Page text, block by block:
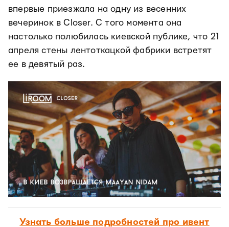
впервые приезжала на одну из весенних
вечеринок в Closer. С того момента она
настолько полюбилась киевской публике, что 21
апреля стены лентоткацкой фабрики встретят
ее в девятый раз.
Узнать больше подробностей про ивент